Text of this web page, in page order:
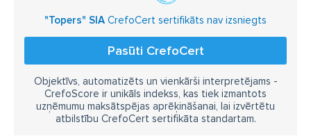
"Topers" SIA CrefoCert sertifikāts nav izsniegts
Pasūti CrefoCert
Objektīvs, automatizēts un vienkārši interpretējams -
CrefoScore ir unikāls indekss, kas tiek izmantots
uzņēmumu maksātspējas aprēķināšanai, lai izvērtētu
atbilstību CrefoCert sertifikāta standartam.